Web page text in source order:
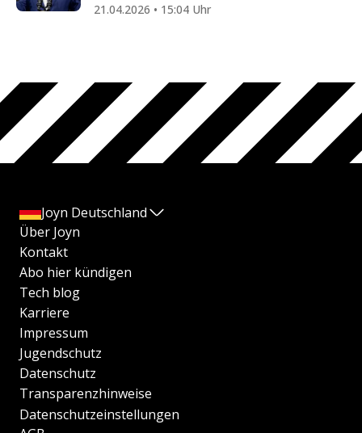
21.04.2026 • 15:04 Uhr
Joyn Deutschland
Über Joyn
Kontakt
Abo hier kündigen
Tech blog
Karriere
Impressum
Jugendschutz
Datenschutz
Transparenzhinweise
Datenschutzeinstellungen